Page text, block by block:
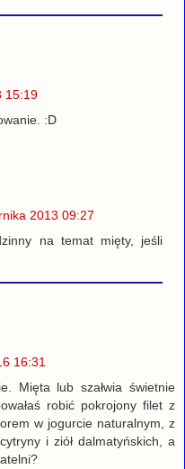
15:19
:D
2013 09:27
na temat mięty, jeśli
16:31
Mięta lub szałwia świetnie
robić pokrojony filet z
w jogurcie naturalnym, z
i ziół dalmatyńskich, a